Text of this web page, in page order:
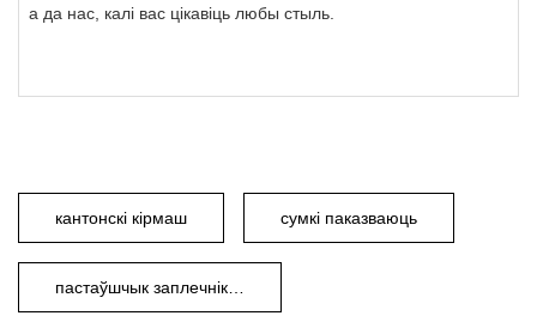
а да нас, калі вас цікавіць любы стыль.
кантонскі кірмаш сумкі паказваюць